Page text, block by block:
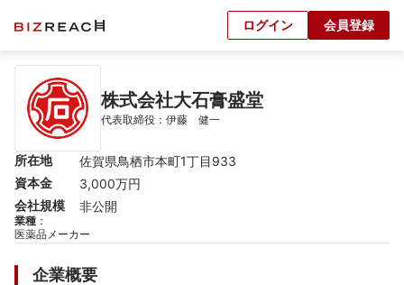
ログイン 会員登録
株式会社大石膏盛堂
代表取締役：伊藤　健一
所在地
佐賀県鳥栖市本町1丁目933
資本金
3,000万円
会社規模
非公開
業種 ：
医薬品メーカー
企業概要